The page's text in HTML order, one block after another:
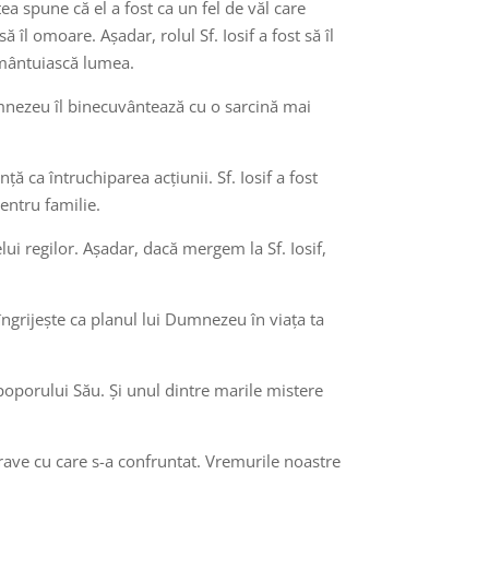
spune că el a fost ca un fel de văl care
îl omoare. Așadar, rolul Sf. Iosif a fost să îl
lumea.
îl binecuvântează cu o sarcină mai
ca întruchiparea acțiunii. Sf. Iosif a fost
familie.
regilor. Așadar, dacă mergem la Sf. Iosif,
ca planul lui Dumnezeu în viața ta
Său. Și unul dintre marile mistere
cu care s-a confruntat. Vremurile noastre